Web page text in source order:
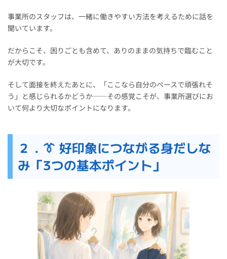
事業所のスタッフは、一緒に働きやすい方法を考えるために話を
聞いています。
だからこそ、困りごとも含めて、ありのままの気持ちで臨むこと
が大切です。
そして面接を終えたあとに、「ここなら自分のペースで頑張れそ
う」と感じられるかどうか――その感覚こそが、事業所選びにお
いて何より大切なポイントになります。
２．👔 好印象につながる身だしな
み「3つの基本ポイント」